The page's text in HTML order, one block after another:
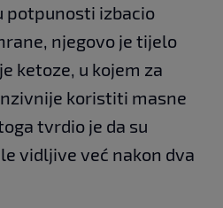
potpunosti izbacio
njegovo je tijelo
ketoze, u kojem za
koristiti masne
tvrdio je da su
vidljive već nakon dva